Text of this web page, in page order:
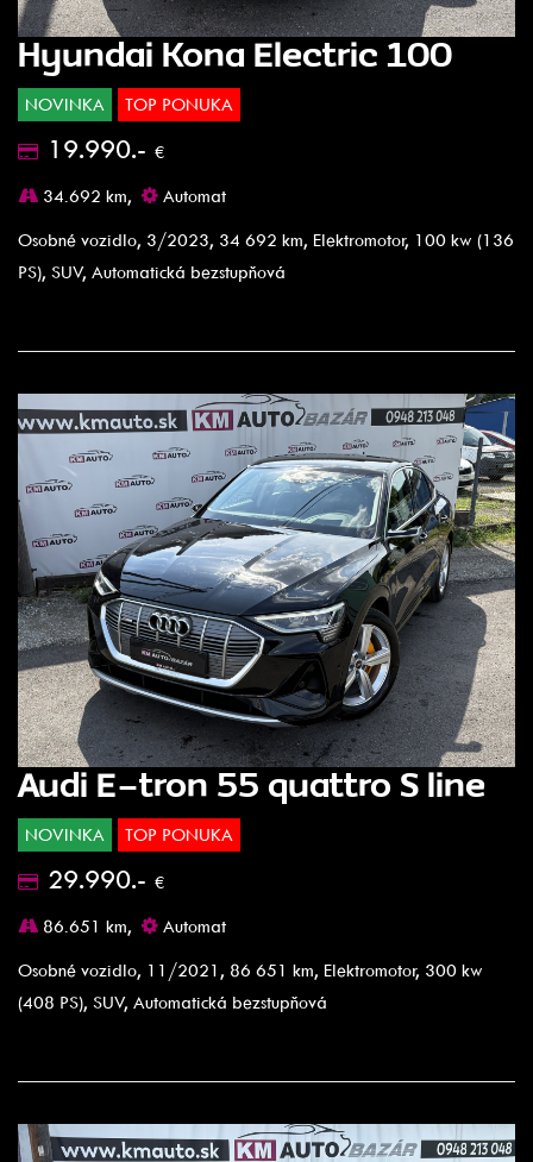
Hyundai Kona Electric 100
NOVINKA TOP PONUKA
19.990.- €
34.692 km,
Automat
Osobné vozidlo, 3/2023, 34 692 km, Elektromotor, 100 kw (136
PS), SUV, Automatická bezstupňová
Audi E-tron 55 quattro S line
NOVINKA TOP PONUKA
29.990.- €
86.651 km,
Automat
Osobné vozidlo, 11/2021, 86 651 km, Elektromotor, 300 kw
(408 PS), SUV, Automatická bezstupňová